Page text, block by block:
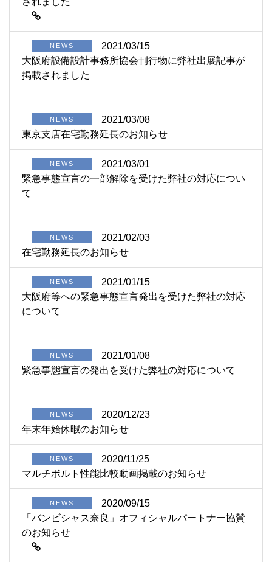
NEWS
2021/03/15
大阪府設備設計事務所協会刊行物に弊社出展記事が
掲載されました
NEWS
2021/03/08
東京支店在宅勤務延長のお知らせ
NEWS
2021/03/01
緊急事態宣言の一部解除を受けた弊社の対応につい
て
NEWS
2021/02/03
在宅勤務延長のお知らせ
NEWS
2021/01/15
大阪府等への緊急事態宣言発出を受けた弊社の対応
について
NEWS
2021/01/08
緊急事態宣言の発出を受けた弊社の対応について
NEWS
2020/12/23
年末年始休暇のお知らせ
NEWS
2020/11/25
マルチボルト性能比較動画掲載のお知らせ
NEWS
2020/09/15
「バンビシャス奈良」オフィシャルパートナー協賛
のお知らせ